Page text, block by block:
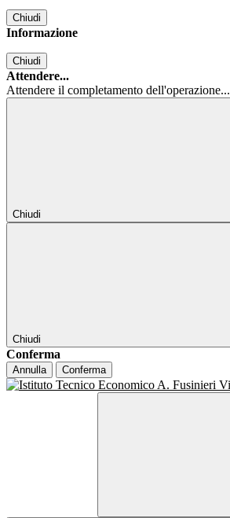
Chiudi
Informazione
Chiudi
Attendere...
Attendere il completamento dell'operazione...
Chiudi
Chiudi
Conferma
Annulla Conferma